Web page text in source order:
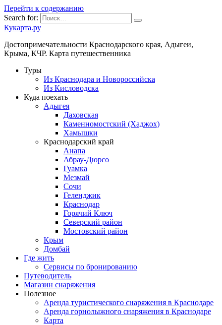
Перейти к содержанию
Search for:
Кукарта.ру
Достопримечательности Краснодарского края, Адыгеи,
Крыма, КЧР. Карта путешественника
Туры
Из Краснодара и Новороссийска
Из Кисловодска
Куда поехать
Адыгея
Даховская
Каменномостский (Хаджох)
Хамышки
Краснодарский край
Анапа
Абрау-Дюрсо
Гуамка
Мезмай
Сочи
Геленджик
Краснодар
Горячий Ключ
Северский район
Мостовский район
Крым
Домбай
Где жить
Сервисы по бронированию
Путеводитель
Магазин снаряжения
Полезное
Аренда туристического снаряжения в Краснодаре
Аренда горнолыжного снаряжения в Краснодаре
Карта